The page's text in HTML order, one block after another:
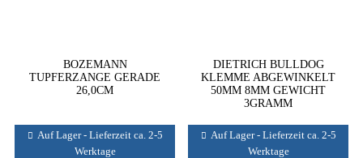
BOZEMANN
TUPFERZANGE GERADE
26,0CM
Auf Lager - Lieferzeit ca. 2-5
Werktage
DIETRICH BULLDOG
KLEMME ABGEWINKELT
50MM 8MM GEWICHT
3GRAMM
Auf Lager - Lieferzeit ca. 2-5
Werktage